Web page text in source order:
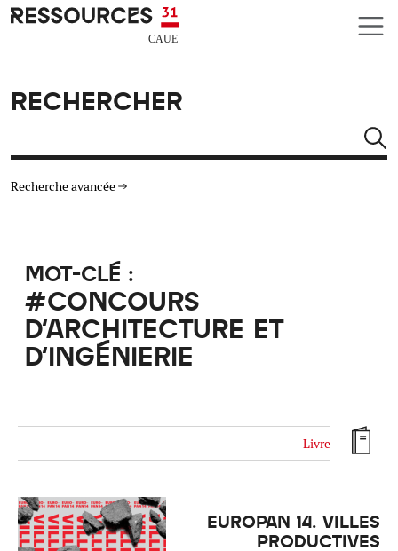
Aller au contenu principal
CAUE RESSOURCES 31
RECHERCHER
Recherche avancée
TYPE DE RESSOURCES
MATÉRIAUX
Réinitialiser Fermer la recherche avancée
MOT-CLÉ :
#CONCOURS
D'ARCHITECTURE ET
D'INGÉNIERIE
Livre
EUROPAN 14. VILLES
PRODUCTIVES